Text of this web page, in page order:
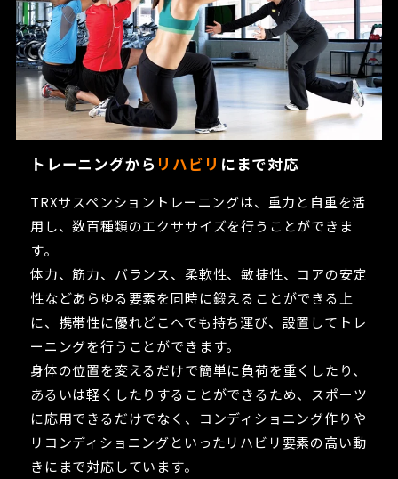
トレーニングから リハビリ にまで対応
TRXサスペンショントレーニングは、重力と自重を活
用し、数百種類のエクササイズを行うことができま
す。
体力、筋力、バランス、柔軟性、敏捷性、コアの安定
性などあらゆる要素を同時に鍛えることができる上
に、携帯性に優れどこへでも持ち運び、設置してトレ
ーニングを行うことができます。
身体の位置を変えるだけで簡単に負荷を重くしたり、
あるいは軽くしたりすることができるため、スポーツ
に応用できるだけでなく、コンディショニング作りや
リコンディショニングといったリハビリ要素の高い動
きにまで対応しています。